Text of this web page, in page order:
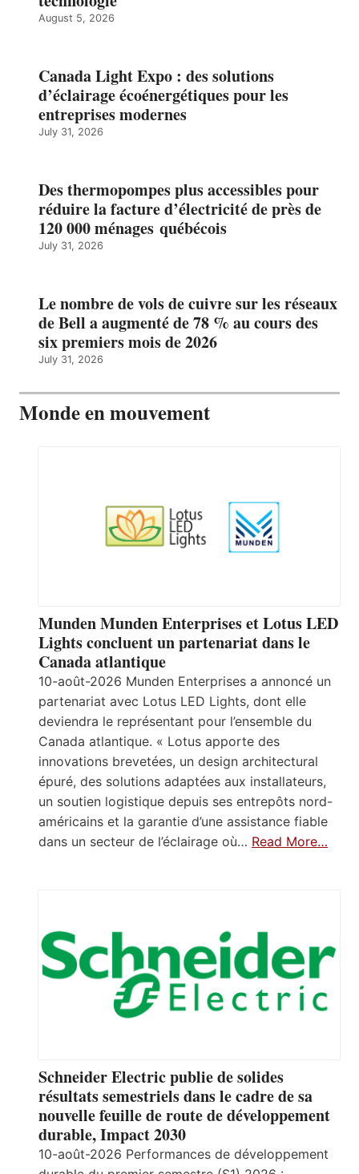
August 5, 2026
Canada Light Expo : des solutions
d’éclairage écoénergétiques pour les
entreprises modernes
July 31, 2026
Des thermopompes plus accessibles pour
réduire la facture d’électricité de près de
120 000 ménages québécois
July 31, 2026
Le nombre de vols de cuivre sur les réseaux
de Bell a augmenté de 78 % au cours des
six premiers mois de 2026
July 31, 2026
Monde en mouvement
Munden Munden Enterprises et Lotus LED
Lights concluent un partenariat dans le
Canada atlantique
10-août-2026 Munden Enterprises a annoncé un
partenariat avec Lotus LED Lights, dont elle
deviendra le représentant pour l’ensemble du
Canada atlantique. « Lotus apporte des
innovations brevetées, un design architectural
épuré, des solutions adaptées aux installateurs,
un soutien logistique depuis ses entrepôts nord-
américains et la garantie d’une assistance fiable
dans un secteur de l’éclairage où… Read More…
Schneider Electric publie de solides
résultats semestriels dans le cadre de sa
nouvelle feuille de route de développement
durable, Impact 2030
10-août-2026 Performances de développement